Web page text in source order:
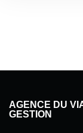
AGENCE DU
GESTION